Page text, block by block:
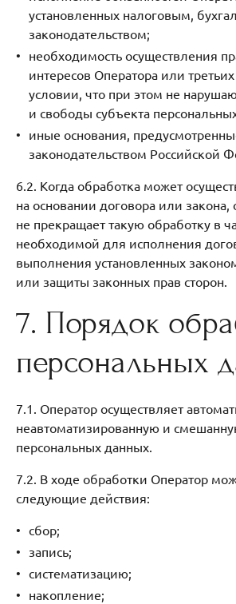
установленных налоговым,
законодательством;
необходимость осуществления
интересов Оператора или
условии, что при этом не
и свободы субъекта
иные основания,
законодательством Российской
6.2. Когда обработка может
на основании договора или закона,
не прекращает такую обработку в
необходимой для исполнения
выполнения установленных
или защиты законных прав сторон.
7. Порядок
персональных
7.1. Оператор осуществляет
неавтоматизированную и
персональных данных.
7.2. В ходе обработки Оператор
следующие действия:
сбор;
запись;
систематизацию;
накопление;